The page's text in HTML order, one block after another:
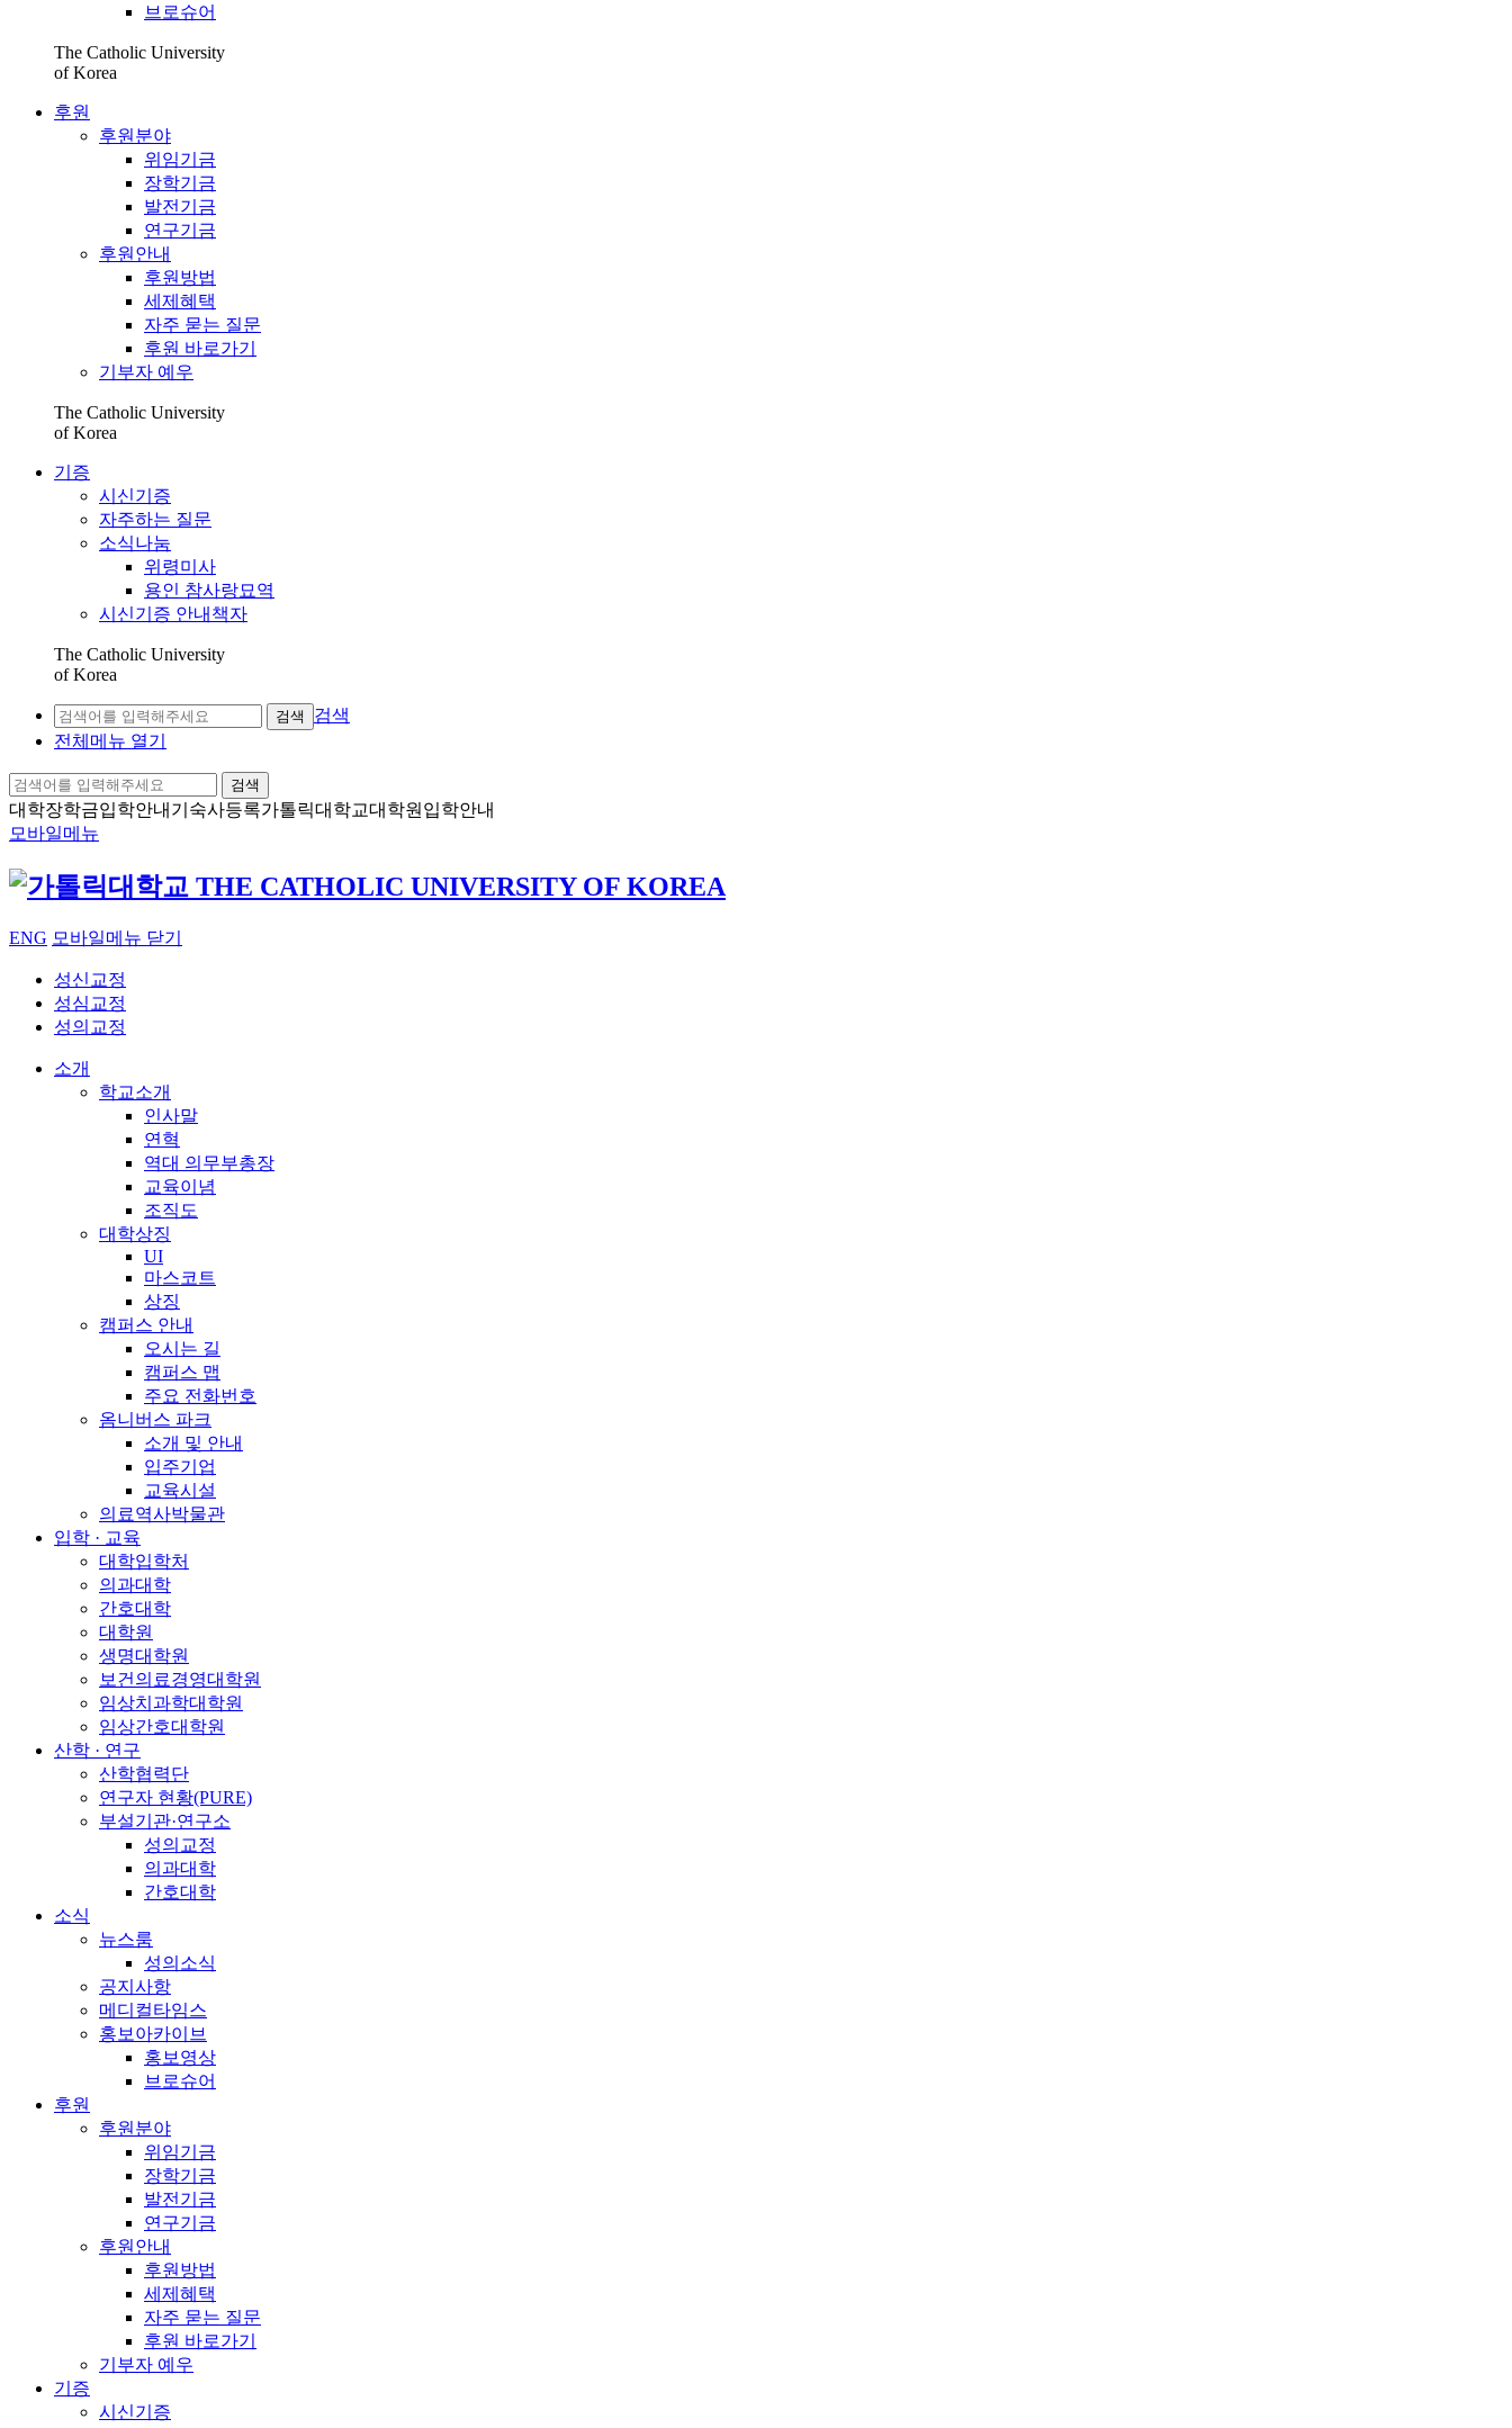
브로슈어
The Catholic University
of Korea
후원
후원분야
위임기금
장학기금
발전기금
연구기금
후원안내
후원방법
세제혜택
자주 묻는 질문
후원 바로가기
기부자 예우
The Catholic University
of Korea
기증
시신기증
자주하는 질문
소식나눔
위령미사
용인 참사랑묘역
시신기증 안내책자
The Catholic University
of Korea
검색
검색
전체메뉴 열기
검색
대학장학금입학안내 기숙사등록가톨릭대학교대학원입학안내
모바일메뉴
ENG 모바일메뉴 닫기
성신교정
성심교정
성의교정
소개
학교소개
인사말
연혁
역대 의무부총장
교육이념
조직도
대학상징
UI
마스코트
상징
캠퍼스 안내
오시는 길
캠퍼스 맵
주요 전화번호
옴니버스 파크
소개 및 안내
입주기업
교육시설
의료역사박물관
입학 · 교육
대학입학처
의과대학
간호대학
대학원
생명대학원
보건의료경영대학원
임상치과학대학원
임상간호대학원
산학 · 연구
산학협력단
연구자 현황(PURE)
부설기관·연구소
성의교정
의과대학
간호대학
소식
뉴스룸
성의소식
공지사항
메디컬타임스
홍보아카이브
홍보영상
브로슈어
후원
후원분야
위임기금
장학기금
발전기금
연구기금
후원안내
후원방법
세제혜택
자주 묻는 질문
후원 바로가기
기부자 예우
기증
시신기증